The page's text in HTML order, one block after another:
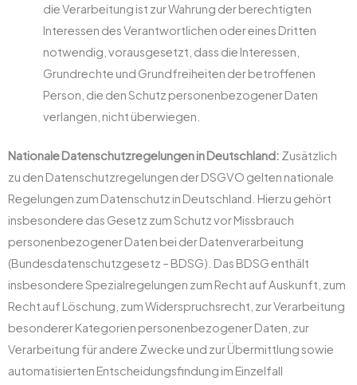
die Verarbeitung ist zur Wahrung der berechtigten
Interessen des Verantwortlichen oder eines Dritten
notwendig, vorausgesetzt, dass die Interessen,
Grundrechte und Grundfreiheiten der betroffenen
Person, die den Schutz personenbezogener Daten
verlangen, nicht überwiegen.
Nationale Datenschutzregelungen in Deutschland: Zusätzlich
zu den Datenschutzregelungen der DSGVO gelten nationale
Regelungen zum Datenschutz in Deutschland. Hierzu gehört
insbesondere das Gesetz zum Schutz vor Missbrauch
personenbezogener Daten bei der Datenverarbeitung
(Bundesdatenschutzgesetz – BDSG). Das BDSG enthält
insbesondere Spezialregelungen zum Recht auf Auskunft, zum
Recht auf Löschung, zum Widerspruchsrecht, zur Verarbeitung
besonderer Kategorien personenbezogener Daten, zur
Verarbeitung für andere Zwecke und zur Übermittlung sowie
automatisierten Entscheidungsfindung im Einzelfall